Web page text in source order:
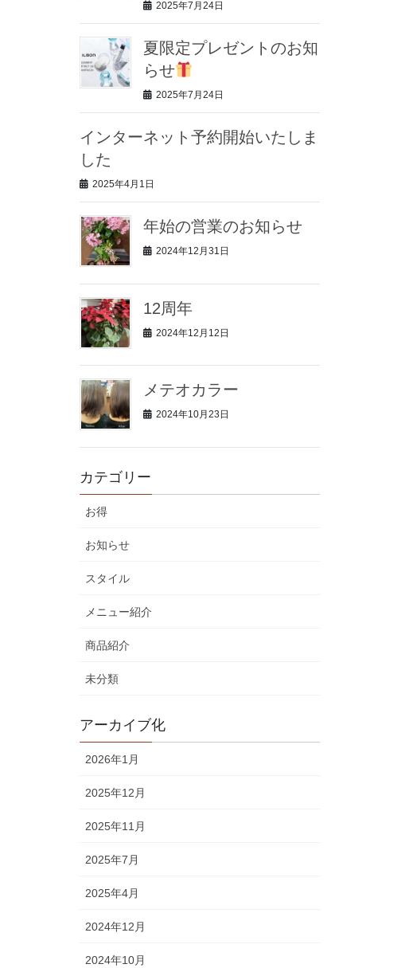
2025年7月24日
夏限定プレゼントのお知
らせ
2025年7月24日
インターネット予約開始いたしま
した
2025年4月1日
年始の営業のお知らせ
2024年12月31日
12周年
2024年12月12日
メテオカラー
2024年10月23日
カテゴリー
お得
お知らせ
スタイル
メニュー紹介
商品紹介
未分類
アーカイブ化
2026年1月
2025年12月
2025年11月
2025年7月
2025年4月
2024年12月
2024年10月